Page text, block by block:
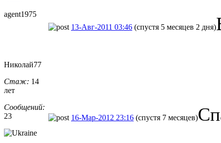
agent1975
13-Авг-2011 03:46 (спустя 5 месяцев 2 дня)
Николай77
Стаж: 14
лет
Сообщений:
23
16-Мар-2012 23:16 (спустя 7 месяцев)